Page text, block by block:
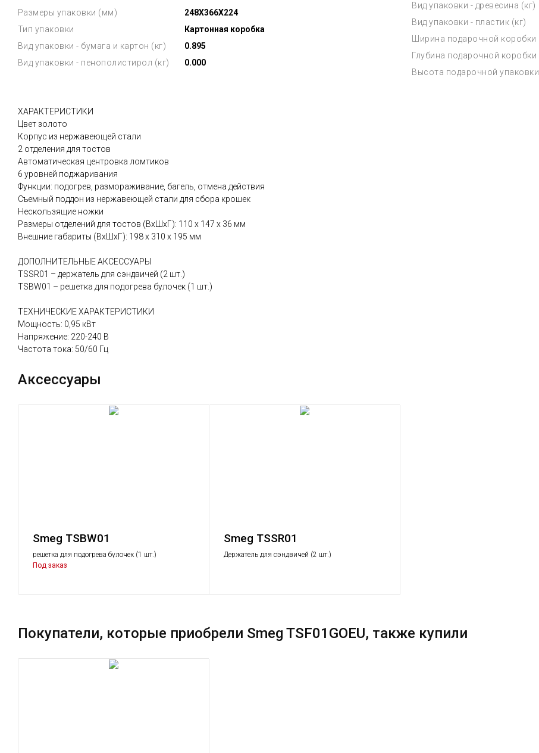
Размеры упаковки (мм)
248X366X224
Тип упаковки
Картонная коробка
Вид упаковки - бумага и картон (кг)
0.895
Вид упаковки - пенополистирол (кг)
0.000
Вид упаковки - древесина (кг)
Вид упаковки - пластик (кг)
Ширина подарочной коробки
Глубина подарочной коробки
Высота подарочной упаковки
ХАРАКТЕРИСТИКИ
Цвет золото
Корпус из нержавеющей стали
2 отделения для тостов
Автоматическая центровка ломтиков
6 уровней поджаривания
Функции: подогрев, размораживание, багель, отмена действия
Съемный поддон из нержавеющей стали для сбора крошек
Нескользящие ножки
Размеры отделений для тостов (ВхШхГ): 110 х 147 х 36 мм
Внешние габариты (ВхШхГ): 198 х 310 х 195 мм
ДОПОЛНИТЕЛЬНЫЕ АКСЕССУАРЫ
TSSR01 – держатель для сэндвичей (2 шт.)
TSBW01 – решетка для подогрева булочек (1 шт.)
ТЕХНИЧЕСКИЕ ХАРАКТЕРИСТИКИ
Мощность: 0,95 кВт
Напряжение: 220-240 В
Частота тока: 50/60 Гц
Аксессуары
Smeg TSBW01
решетка для подогрева булочек (1 шт.)
Под заказ
Smeg TSSR01
Держатель для сэндвичей (2 шт.)
Покупатели, которые приобрели Smeg TSF01GOEU, также купили